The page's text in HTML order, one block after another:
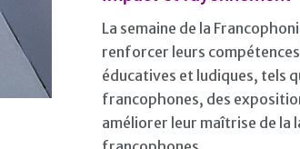
La semaine de la
renforcer leurs
éducatives et ludiques, tels
francophones, des
améliorer leur maîtrise de la